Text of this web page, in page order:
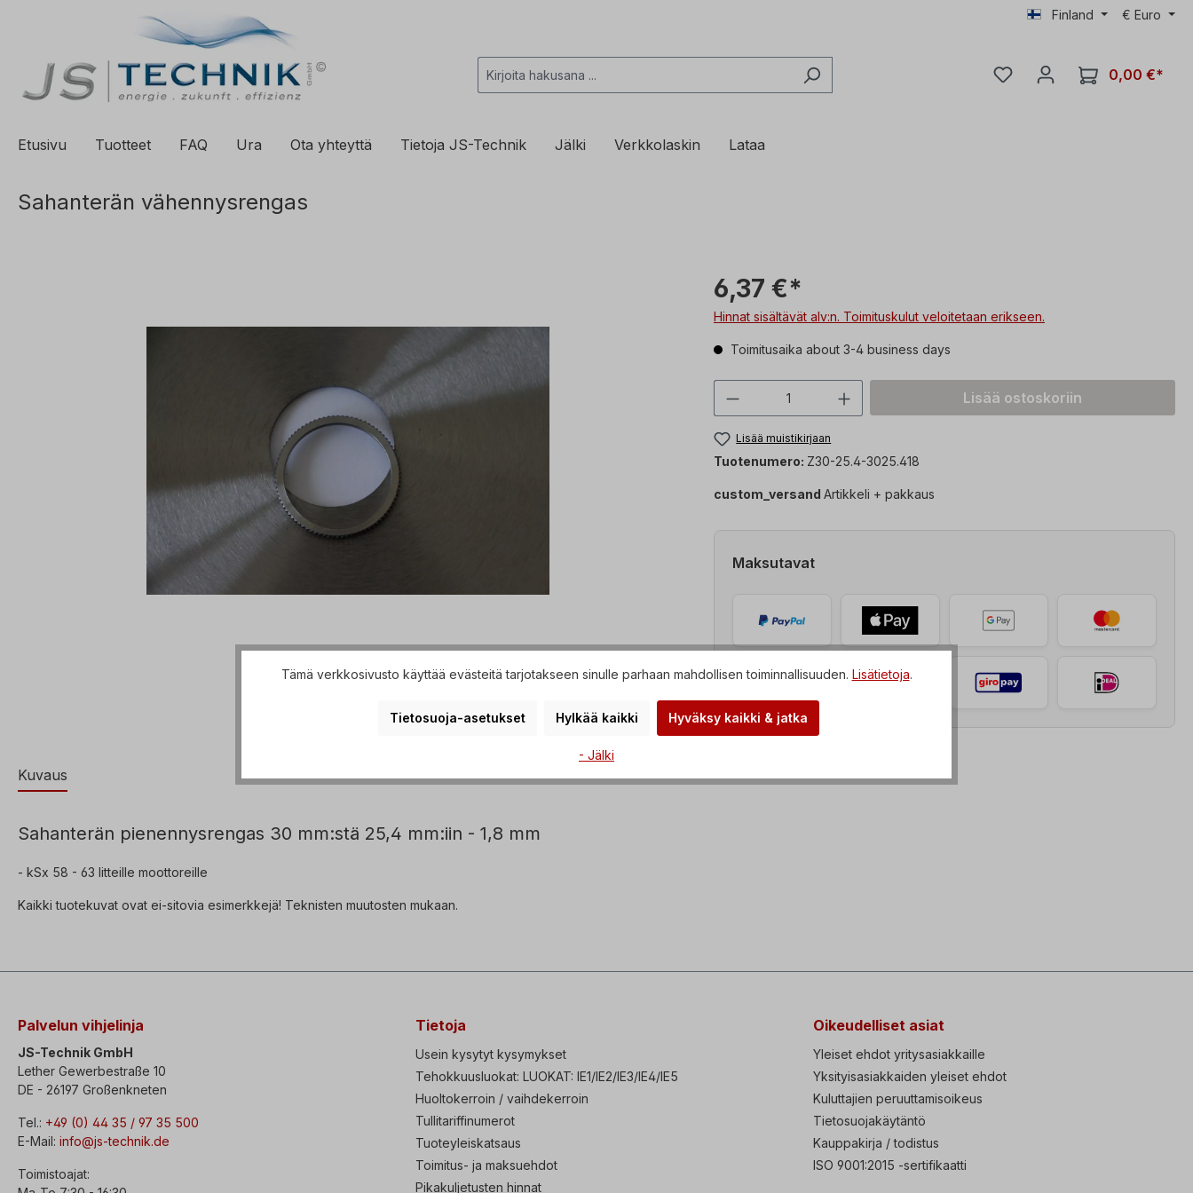
Siirry päänavigointiin Finland € Euro
0,00 €*
Etusivu Tuotteet FAQ Ura Ota yhteyttä Tietoja JS-Technik Jälki Verkkolaskin Lataa
Sahanterän vähennysrengas
6,37 €*
Hinnat sisältävät alv:n. Toimituskulut veloitetaan erikseen.
Toimitusaika about 3-4 business days
Tuotteen määrä: Syötä haluttu arvo tai käytä
Lisää ostoskoriin
Lisää muistikirjaan
Tuotenumero: Z30-25.4-3025.418
custom_versand Artikkeli + pakkaus
Maksutavat
Kuvaus
Sahanterän pienennysrengas 30 mm:stä 25,4 mm:iin - 1,8 mm
- kSx 58 - 63 litteille moottoreille
Kaikki tuotekuvat ovat ei-sitovia esimerkkejä! Teknisten muutosten mukaan.
Palvelun vihjelinja
JS-Technik GmbH
Lether Gewerbestraße 10
DE - 26197 Großenkneten
Tel.: +49 (0) 44 35 / 97 35 500
E-Mail: info@js-technik.de
Toimistoajat:
Tietoja
Usein kysytyt kysymykset
Tehokkuusluokat: LUOKAT: IE1/IE2/IE3/IE4/IE5
Huoltokerroin / vaihdekerroin
Tullitariffinumerot
Tuoteyleiskatsaus
Toimitus- ja maksuehdot
Pikakuljetusten hinnat
Oikeudelliset asiat
Yleiset ehdot yritysasiakkaille
Yksityisasiakkaiden yleiset ehdot
Kuluttajien peruuttamisoikeus
Tietosuojakäytäntö
Kauppakirja / todistus
ISO 9001:2015 -sertifikaatti
Tämä verkkosivusto käyttää evästeitä tarjotakseen sinulle parhaan mahdollisen toiminnallisuuden. Lisätietoja.
Tietosuoja-asetukset Hylkää kaikki Hyväksy kaikki & jatka
- Jälki